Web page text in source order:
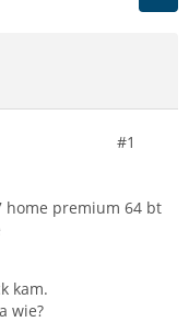
#1
home premium 64 bt
kam.
wie?